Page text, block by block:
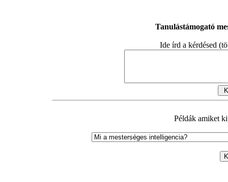
Tanulástámogató
Ide írd a kérdésed
Példák amiket